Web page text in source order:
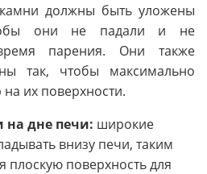
должны быть уложены
они не падали и не
парения. Они также
так, чтобы максимально
их поверхности.
дне печи: широкие
внизу печи, таким
плоскую поверхность для